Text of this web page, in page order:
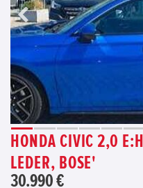
HONDA CIVIC 2,0
LEDER, BOSE'
30.990 €